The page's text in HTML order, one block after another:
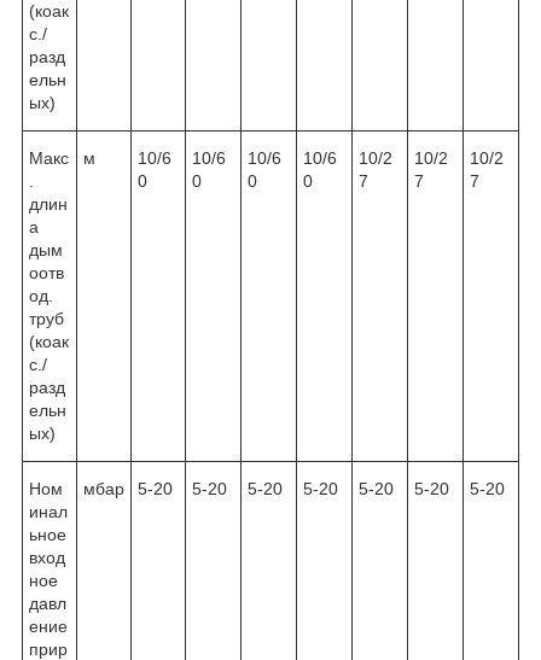
(коак
с./
разд
ельн
ых)
Макс
длин
а
дым
оотв
од.
труб
(коак
с./
разд
ельн
ых)
м
10/6
0
10/6
0
10/6
0
10/6
0
10/2
7
10/2
7
10/2
7
Ном
инал
ьное
вход
ное
давл
ение
прир
мбар 5-20 5-20 5-20 5-20 5-20 5-20 5-20